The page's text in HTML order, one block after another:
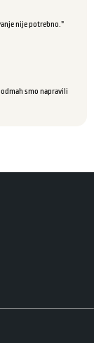
nije potrebno.”
smo napravili